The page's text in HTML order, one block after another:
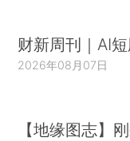
财新周刊｜AI
2026年08月07日
【地缘图志】